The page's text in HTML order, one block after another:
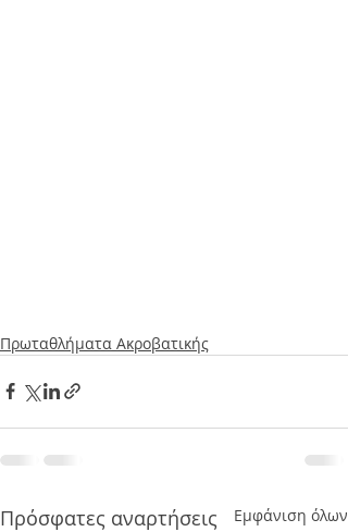
Πρωταθλήματα Ακροβατικής
Πρόσφατες αναρτήσεις Εμφάνιση όλων